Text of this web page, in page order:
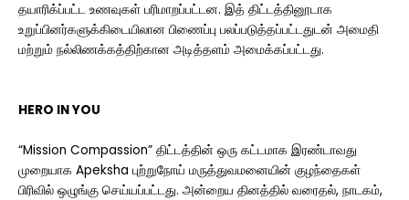
தயாரிக்ப்பட்ட உணவுகள் பரிமாறப்பட்டன. இத் திட்டத்தினூடாக
உறுப்பினர்களுக்கிடையிலான பிணைப்பு பலப்படுத்தப்பட்டதுடன் அமைதி
மற்றும் நல்லிணக்கத்திற்கான அடித்தளம் அமைக்கப்பட்டது.
HERO IN YOU
“Mission Compassion” திட்டத்தின் ஒரு கட்டமாக இரண்டாவது
முறையாக Apeksha புற்றுநோய் மருத்துவமனையின் குழந்தைகள்
பிரிவில் ஒழுங்கு செய்யப்பட்டது. அன்றைய தினத்தில் வரைதல், நாடகம்,